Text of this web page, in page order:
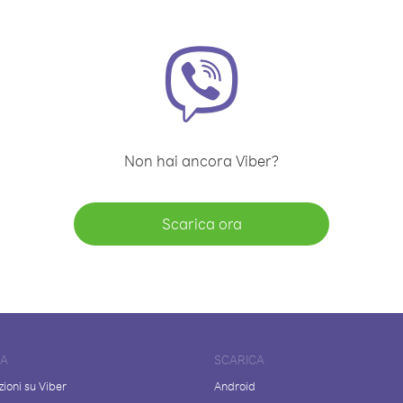
Non hai ancora Viber?
Scarica ora
su Viber
SCARICA
Android